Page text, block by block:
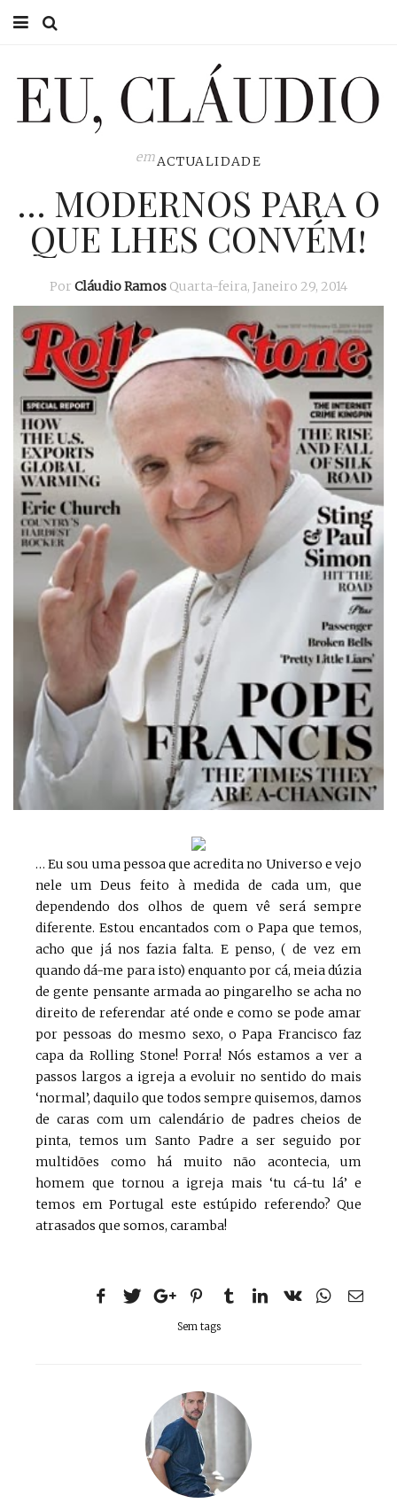
EU CLÁUDIO
EU NA TV
EU, PAI
emACTUALIDADE
… MODERNOS PARA O
QUE LHES CONVÉM!
Por Cláudio Ramos Quarta-feira, Janeiro 29, 2014
… Eu sou uma pessoa que acredita no Universo e vejo
nele um Deus feito à medida de cada um, que
dependendo dos olhos de quem vê será sempre
diferente. Estou encantados com o Papa que temos,
acho que já nos fazia falta. E penso, ( de vez em
quando dá-me para isto) enquanto por cá, meia dúzia
de gente pensante armada ao pingarelho se acha no
direito de referendar até onde e como se pode amar
por pessoas do mesmo sexo, o Papa Francisco faz
capa da Rolling Stone! Porra! Nós estamos a ver a
passos largos a igreja a evoluir no sentido do mais
‘normal’, daquilo que todos sempre quisemos, damos
de caras com um calendário de padres cheios de
pinta, temos um Santo Padre a ser seguido por
multidões como há muito não acontecia, um
homem que tornou a igreja mais ‘tu cá-tu lá’ e
temos em Portugal este estúpido referendo? Que
atrasados que somos, caramba!
Sem tags